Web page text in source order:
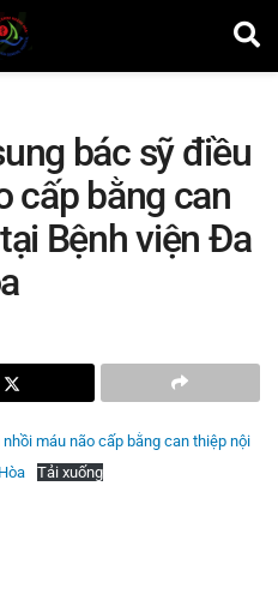
bác sỹ điều
cấp bằng can
Bệnh viện Đa
máu não cấp bằng can thiệp nội
Tải xuống